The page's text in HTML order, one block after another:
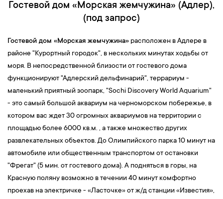
Гостевой дом «Морская жемчужина» (Адлер),
(под запрос)
Гостевой дом «Морская жемчужина» расположен в Адлере в
районе "Курортный городок", в нескольких минутах ходьбы от
моря. В непосредственной близости от гостевого дома
функционируют "Адлерский дельфинарий", террариум -
маленький приятный зоопарк, "Sochi Discovery World Aquarium"
- это самый большой аквариум на черноморском побережье, в
котором вас ждет 30 огромных аквариумов на территории с
площадью более 6000 кв.м. , а также множество других
развлекательных объектов. До Олимпийского парка 10 минут на
автомобиле или общественным транспортом от остановки
"Фрегат" (5 мин. от гостевого дома). А подняться в горы, на
Красную поляну возможно в течении 40 минут комфортно
проехав на электричке - «Ласточке» от ж/д станции «Известия»,